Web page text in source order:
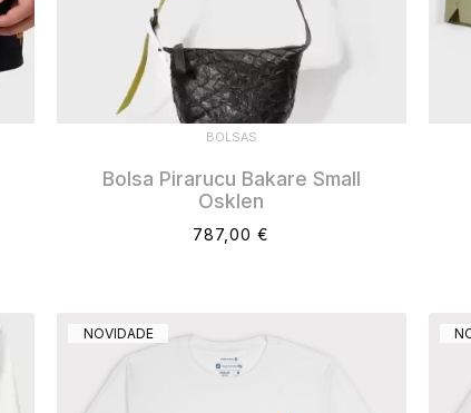
BOLSAS
Bolsa Pirarucu Bakare Small
Osklen
787,00 €
NOVIDADE